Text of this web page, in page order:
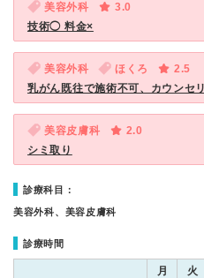
美容外科
3.0
技術◯ 料金×
美容外科 ほくろ
2.5
乳がん既往で施術不可、カウンセ
美容皮膚科
2.0
シミ取り
診療科目：
美容外科、美容皮膚科
診療時間
月 火